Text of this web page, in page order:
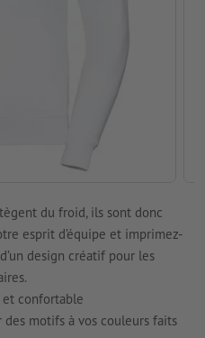
du froid, ils sont donc
esprit d’équipe et imprimez-
design créatif pour les
confortable
motifs à vos couleurs faits